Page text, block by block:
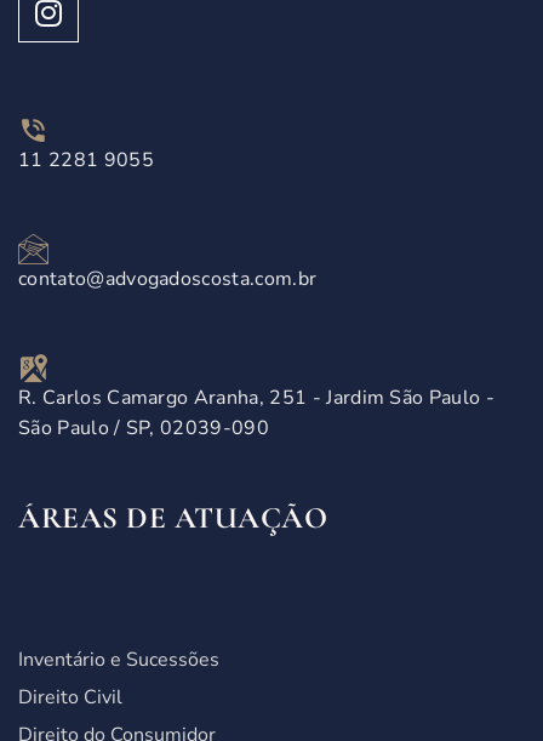
11 2281 9055
contato@advogadoscosta.com.br
R. Carlos Camargo Aranha, 251 - Jardim São Paulo -
São Paulo / SP, 02039-090
ÁREAS DE ATUAÇÃO
Inventário e Sucessões
Direito Civil
Direito do Consumidor